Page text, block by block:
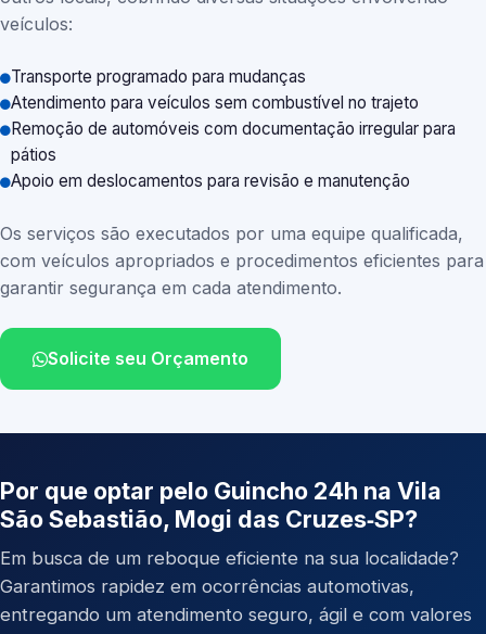
veículos:
Transporte programado para mudanças
Atendimento para veículos sem combustível no trajeto
Remoção de automóveis com documentação irregular para
pátios
Apoio em deslocamentos para revisão e manutenção
Os serviços são executados por uma equipe qualificada,
com veículos apropriados e procedimentos eficientes para
garantir segurança em cada atendimento.
Solicite seu Orçamento
Por que optar pelo Guincho 24h na Vila
São Sebastião, Mogi das Cruzes‑SP?
Em busca de um reboque eficiente na sua localidade?
Garantimos rapidez em ocorrências automotivas,
entregando um atendimento seguro, ágil e com valores